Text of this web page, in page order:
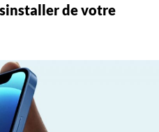
de votre